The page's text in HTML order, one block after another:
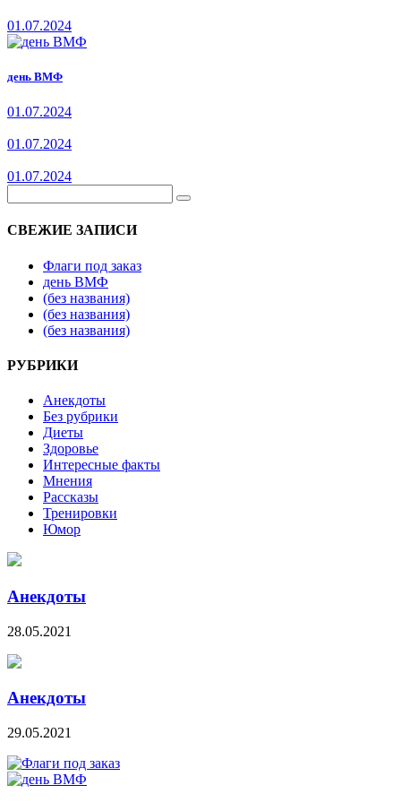
01.07.2024
день ВМФ
01.07.2024
01.07.2024
01.07.2024
СВЕЖИЕ ЗАПИСИ
Флаги под заказ
день ВМФ
(без названия)
(без названия)
(без названия)
РУБРИКИ
Анекдоты
Без рубрики
Диеты
Здоровье
Интересные факты
Мнения
Рассказы
Тренировки
Юмор
Анекдоты
28.05.2021
Анекдоты
29.05.2021